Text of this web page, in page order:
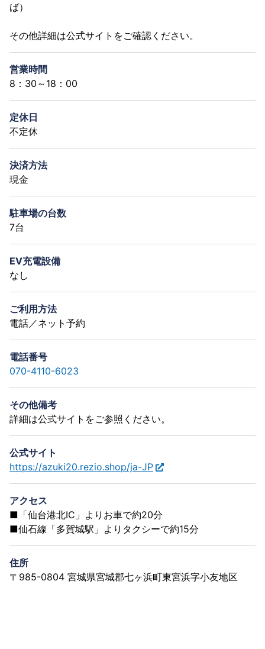
ば）
その他詳細は公式サイトをご確認ください。
営業時間
8：30～18：00
定休日
不定休
決済方法
現金
駐車場の台数
7台
EV充電設備
なし
ご利用方法
電話／ネット予約
電話番号
070-4110-6023
その他備考
詳細は公式サイトをご参照ください。
公式サイト
https://azuki20.rezio.shop/ja-JP
アクセス
■「仙台港北IC」よりお車で約20分
■仙石線「多賀城駅」よりタクシーで約15分
住所
〒985-0804 宮城県宮城郡七ヶ浜町東宮浜字小友地区